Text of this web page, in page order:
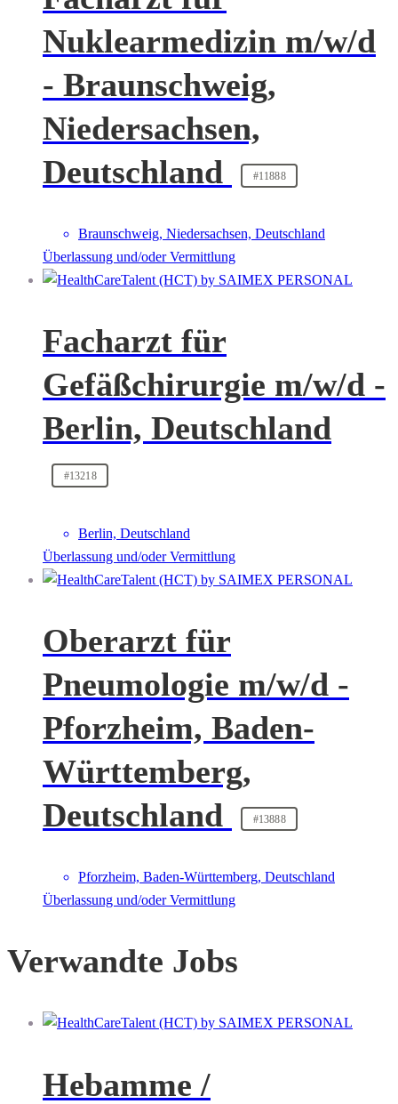
Nuklearmedizin m/w/d
- Braunschweig,
Niedersachsen,
Deutschland
#11888
Braunschweig, Niedersachsen, Deutschland
Überlassung und/oder Vermittlung
Facharzt für
Gefäßchirurgie m/w/d -
Berlin, Deutschland
#13218
Berlin, Deutschland
Überlassung und/oder Vermittlung
Oberarzt für
Pneumologie m/w/d -
Pforzheim, Baden-
Württemberg,
Deutschland
#13888
Pforzheim, Baden-Württemberg, Deutschland
Überlassung und/oder Vermittlung
Verwandte Jobs
Hebamme /